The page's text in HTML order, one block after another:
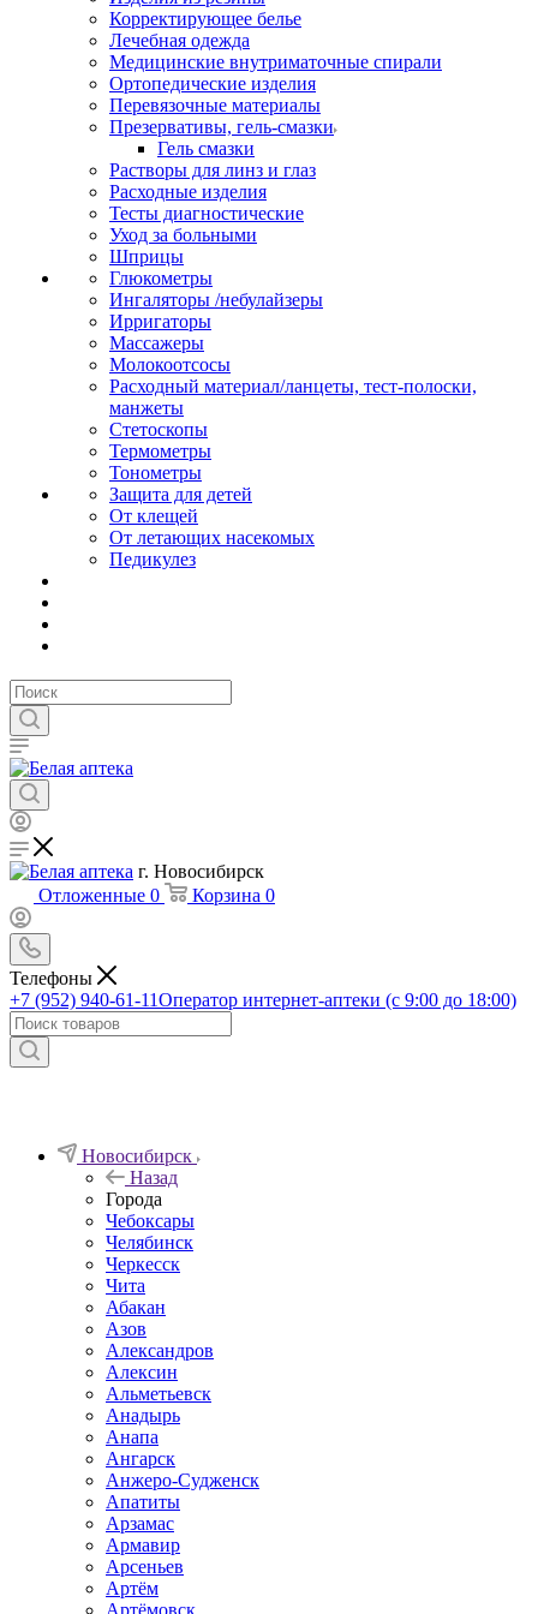
Корректирующее белье
Лечебная одежда
Медицинские внутриматочные спирали
Ортопедические изделия
Перевязочные материалы
Презервативы, гель-смазки
Гель смазки
Растворы для линз и глаз
Расходные изделия
Тесты диагностические
Уход за больными
Шприцы
Глюкометры
Ингаляторы /небулайзеры
Ирригаторы
Массажеры
Молокоотсосы
Расходный материал/ланцеты, тест-полоски,
манжеты
Стетоскопы
Термометры
Тонометры
Защита для детей
От клещей
От летающих насекомых
Педикулез
г. Новосибирск
Отложенные 0 Корзина 0
Телефоны
+7 (952) 940-61-11Оператор интернет-аптеки (с 9:00 до 18:00)
Новосибирск
Назад
Города
Чебоксары
Челябинск
Черкесск
Чита
Абакан
Азов
Александров
Алексин
Альметьевск
Анадырь
Анапа
Ангарск
Анжеро-Судженск
Апатиты
Арзамас
Армавир
Арсеньев
Артём
Артёмовск